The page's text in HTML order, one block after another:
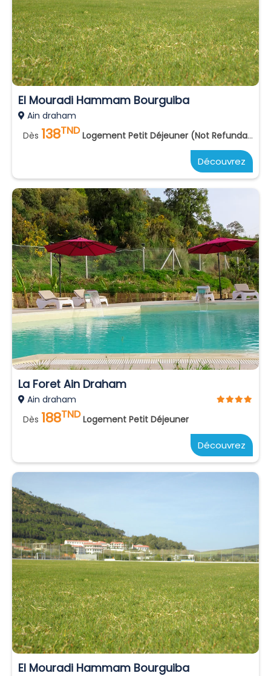
El Mouradi Hammam Bourguiba
Ain draham
Dès 138TND Logement Petit Déjeuner (Not Refundable)
Découvrez
La Foret Ain Draham
Ain draham
Dès 188TND Logement Petit Déjeuner
Découvrez
El Mouradi Hammam Bourguiba